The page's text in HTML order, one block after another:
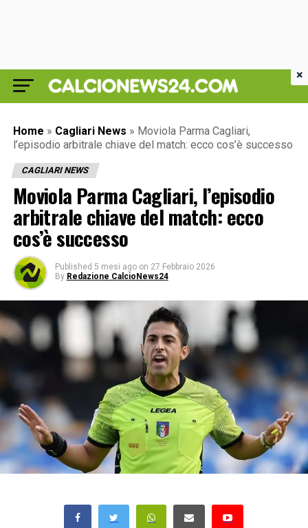
Home » Cagliari News » Moviola Parma Cagliari,
l’episodio arbitrale chiave del match: ecco cos’è successo
CAGLIARI NEWS
Moviola Parma Cagliari, l’episodio
arbitrale chiave del match: ecco
cos’è successo
Published 5 mesi ago on 27 Febbraio 2026
By Redazione CalcioNews24
×